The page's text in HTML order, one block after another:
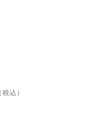
込）